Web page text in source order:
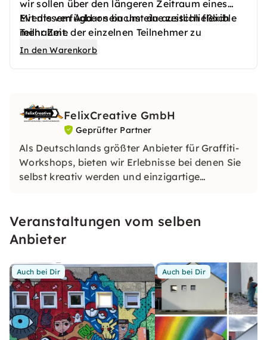
wir sollen über den längeren Zeitraum eines
Events verfügbar sein um eine zeitlich flexible
Teilnahme der einzelnen Teilnehmer zu
ermöglichen?
Mit diesem Add-on buchst du ausschließlich
mehr Zeit.
In den Warenkorb
FelixCreative GmbH
Geprüfter Partner
Als Deutschlands größter Anbieter für Graffiti-
Workshops, bieten wir Erlebnisse bei denen Sie
selbst kreativ werden und einzigartige
Veranstaltungen vom selben
Anbieter
Auch bei Dir Auch bei Dir